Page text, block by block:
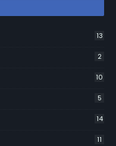
13
2
10
5
14
11